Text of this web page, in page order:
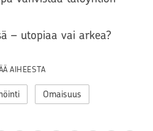
– utopiaa vai arkea?
AIHEESTA
Omaisuus